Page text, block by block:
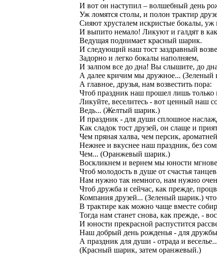
И вот он наступил – волшебный день
Уж ломятся столы, и полон трактир
Сияют хрусталем искристые бокалы, уж
И выпито немало! Ликуют и галдят в
Ведущая поднимает красный шарик.
И следующий наш тост заздравный
Задорно и легко бокалы наполняем,
И залпом все до дна! Вы слышите, до
А далее кричим мы дружное... (Зеленый
А главное, друзья, нам возвестить пора:
Чтоб праздник наш прошел лишь
Ликуйте, веселитесь - вот ценный наш
Ведь... (Желтый шарик.)
И праздник - для души сплошное
Как сладок тост друзей, он слаще и
Чем пряная халва, чем персик,
Нежнее и вкуснее наш праздник, без
Чем... (Оранжевый шарик.)
Воскликнем и вернем мы юности
Чтоб молодость в душе от счастья
Нам нужно так немного, нам нужно
Чтоб дружба и сейчас, как прежде,
Компания друзей... (Зеленый шарик.)
В трактире как можно чаще вместе
Тогда нам станет снова, как прежде, -
И юности прекрасной распустится
Наш добрый день рожденья - для
А праздник для души - отрада и
(Красный шарик, затем оранжевый.)